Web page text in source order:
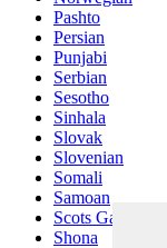
Pashto
Persian
Punjabi
Serbian
Sesotho
Sinhala
Slovak
Slovenian
Somali
Samoan
Scots Gaelic
Shona